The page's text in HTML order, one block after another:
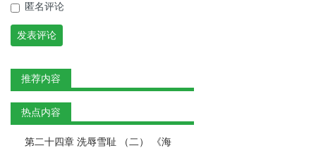
匿名评论
发表评论
推荐内容
热点内容
第二十四章 洗辱雪耻 （二） 《海